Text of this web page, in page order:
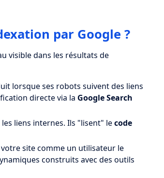
par Google ?
visible dans les résultats de
lorsque ses robots suivent des liens
directe via la Google Search
liens internes. Ils "lisent" lecode
site comme un utilisateur le
construits avec des outils